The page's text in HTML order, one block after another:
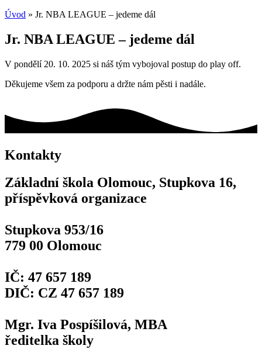
Úvod » Jr. NBA LEAGUE – jedeme dál
Jr. NBA LEAGUE – jedeme dál
V pondělí 20. 10. 2025 si náš tým vybojoval postup do play off.
Děkujeme všem za podporu a držte nám pěsti i nadále.
Kontakty
Základní škola Olomouc, Stupkova 16,
příspěvková organizace
Stupkova 953/16
779 00 Olomouc
IČ: 47 657 189
DIČ: CZ 47 657 189
Mgr. Iva Pospíšilová, MBA
ředitelka školy